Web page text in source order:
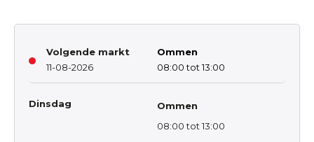
Volgende markt
11-08-2026
Ommen
08:00 tot 13:00
Dinsdag
Ommen
08:00 tot 13:00